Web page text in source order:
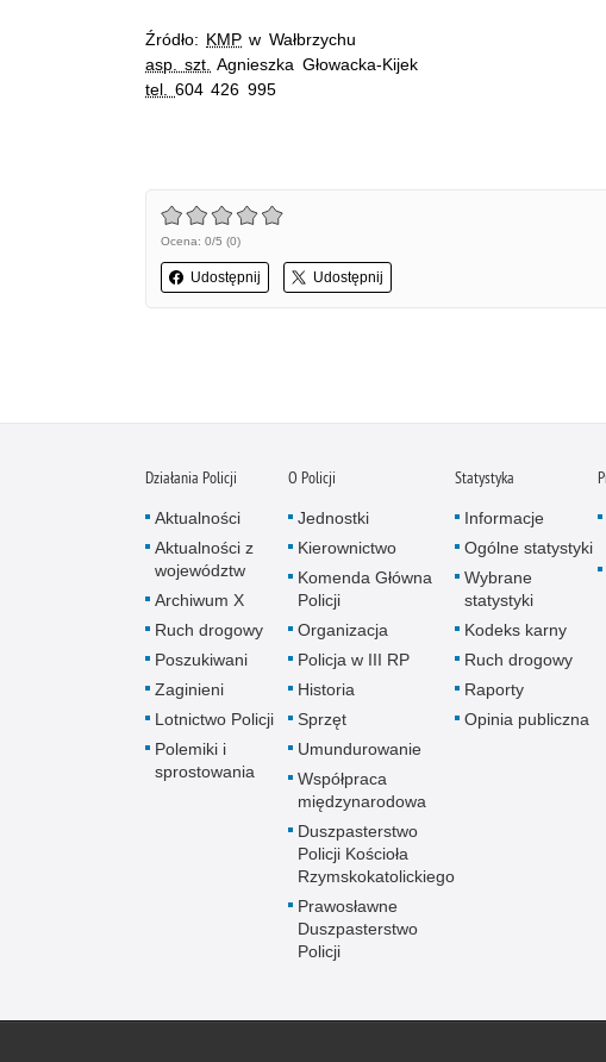
Źródło: KMP w Wałbrzychu
asp. szt. Agnieszka Głowacka-Kijek
tel.604 426 995
Ocena: 0/5 (0)
Udostępnij Udostępnij
Działania Policji
Aktualności
Aktualności z
województw
Archiwum X
Ruch drogowy
Poszukiwani
Zaginieni
Lotnictwo Policji
Polemiki i
sprostowania
O Policji
Jednostki
Kierownictwo
Komenda Główna
Policji
Organizacja
Policja w III RP
Historia
Sprzęt
Umundurowanie
Współpraca
międzynarodowa
Duszpasterstwo
Policji Kościoła
Rzymskokatolickiego
Prawosławne
Duszpasterstwo
Policji
Statystyka
Informacje
Ogólne statystyki
Wybrane
statystyki
Kodeks karny
Ruch drogowy
Raporty
Opinia publiczna